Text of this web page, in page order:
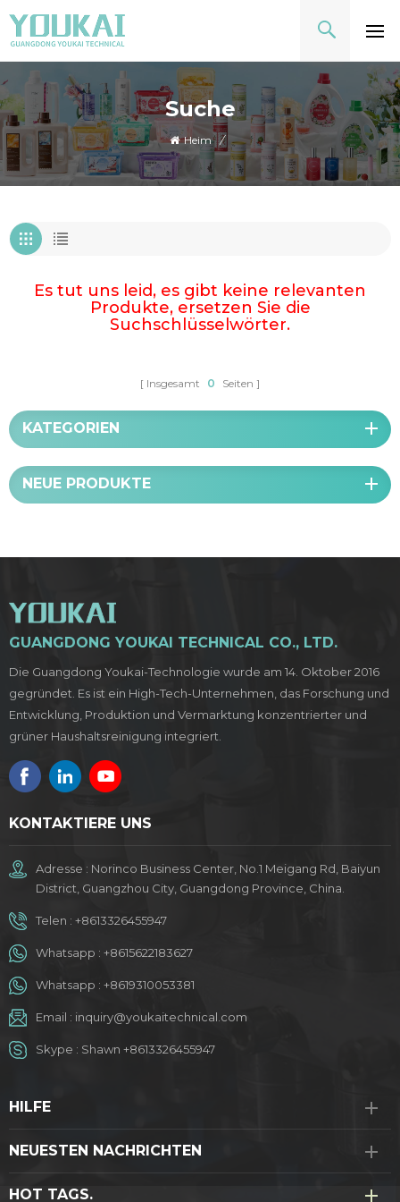
Suche
Heim /
Es tut uns leid, es gibt keine relevanten
Produkte, ersetzen Sie die
Suchschlüsselwörter.
Insgesamt 0 Seiten
KATEGORIEN
NEUE PRODUKTE
GUANGDONG YOUKAI TECHNICAL CO., LTD.
Die Guangdong Youkai-Technologie wurde am 14. Oktober 2016
gegründet. Es ist ein High-Tech-Unternehmen, das Forschung und
Entwicklung, Produktion und Vermarktung konzentrierter und
grüner Haushaltsreinigung integriert.
KONTAKTIERE UNS
Adresse : Norinco Business Center, No.1 Meigang Rd, Baiyun
District, Guangzhou City, Guangdong Province, China.
Telen : +8613326455947
Whatsapp : +8615622183627
Whatsapp : +8619310053381
Email : inquiry@youkaitechnical.com
Skype : Shawn +8613326455947
HILFE
NEUESTEN NACHRICHTEN
HOT TAGS.